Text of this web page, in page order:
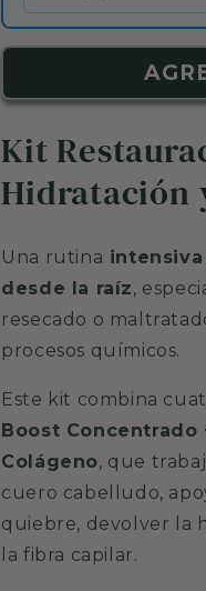
Kit
Hidratación
Una rutina intensiva
desde la raíz,
resecado o
procesos químicos.
Este kit combina
Boost Concentrado
Colágeno, que
cuero cabelludo,
quiebre, devolver la
la fibra capilar.